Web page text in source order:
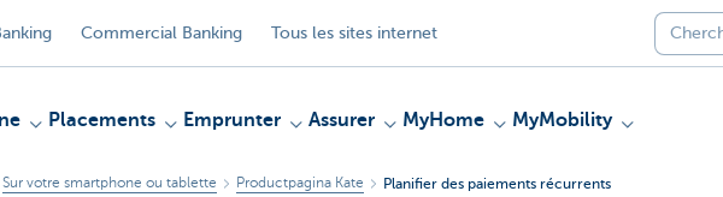
Commercial Banking Tous les sites internet
Placements Emprunter Assurer MyHome MyMobility
Sur votre smartphone ou tablette Productpagina Kate Planifier des paiements récurrents